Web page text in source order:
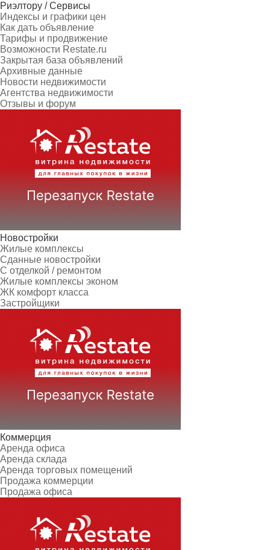
Риэлтору / Сервисы
Индексы и графики цен
Как дать объявление
Тарифы и продвижение
Возможности Restate.ru
Закрытая база объявлений
Архивные данные
Новости недвижимости
Агентства недвижимости
Отзывы и форум
Новостройки
Жилые комплексы
Сданные новостройки
С отделкой / ремонтом
Жилые комплексы эконом
ЖК комфорт класса
Застройщики
Коммерция
Аренда офиса
Аренда склада
Аренда торговых помещений
Продажа коммерции
Продажа офиса